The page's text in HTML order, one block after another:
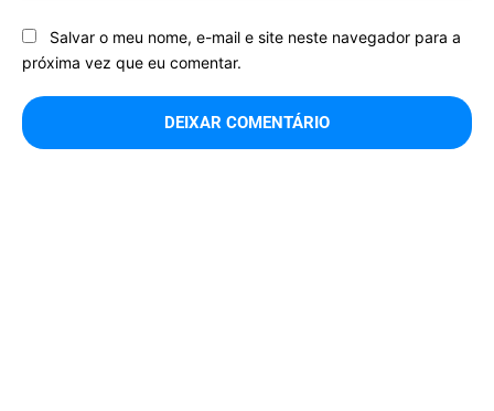
Salvar o meu nome, e-mail e site neste navegador para a
próxima vez que eu comentar.